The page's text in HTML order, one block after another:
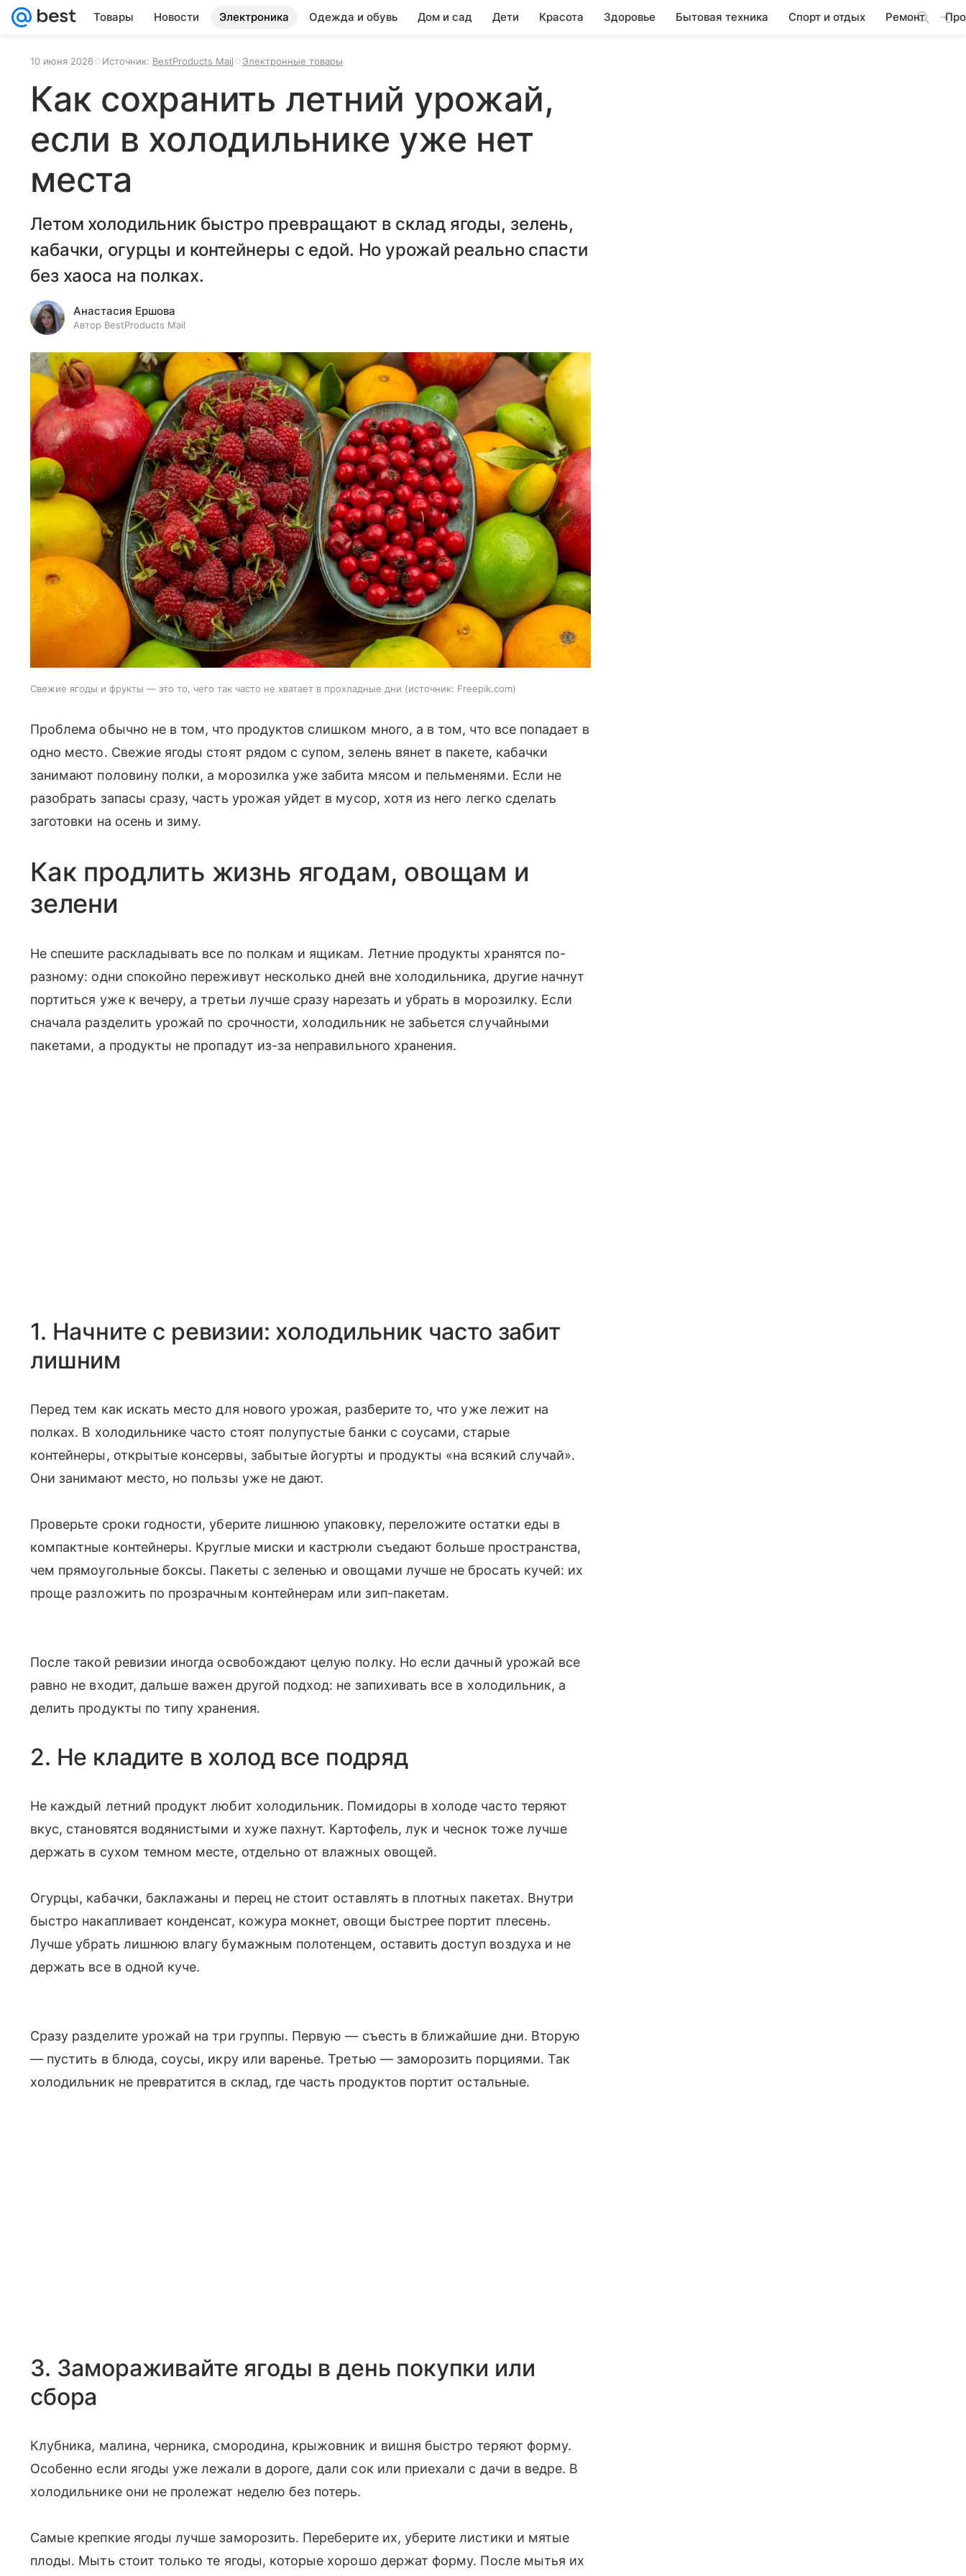
Товары Новости Электроника Одежда и обувь Дом и сад Дети Красота Здоровье Бытовая техника Спорт и отдых Ремонт
10 июня 2026 Источник: BestProducts Mail Электронные товары
Как сохранить летний урожай,
если в холодильнике уже нет
места
Летом холодильник быстро превращают в склад ягоды, зелень,
кабачки, огурцы и контейнеры с едой. Но урожай реально спасти
без хаоса на полках.
Анастасия Ершова
Автор BestProducts Mail
Свежие ягоды и фрукты — это то, чего так часто не хватает в прохладные дни источник: Freepik.com
Проблема обычно не в том, что продуктов слишком много, а в том, что все попадает в
одно место. Свежие ягоды стоят рядом с супом, зелень вянет в пакете, кабачки
занимают половину полки, а морозилка уже забита мясом и пельменями. Если не
разобрать запасы сразу, часть урожая уйдет в мусор, хотя из него легко сделать
заготовки на осень и зиму.
Как продлить жизнь ягодам, овощам и
зелени
Не спешите раскладывать все по полкам и ящикам. Летние продукты хранятся по-
разному: одни спокойно переживут несколько дней вне холодильника, другие начнут
портиться уже к вечеру, а третьи лучше сразу нарезать и убрать в морозилку. Если
сначала разделить урожай по срочности, холодильник не забьется случайными
пакетами, а продукты не пропадут из-за неправильного хранения.
1. Начните с ревизии: холодильник часто забит
лишним
Перед тем как искать место для нового урожая, разберите то, что уже лежит на
полках. В холодильнике часто стоят полупустые банки с соусами, старые
контейнеры, открытые консервы, забытые йогурты и продукты «на всякий случай».
Они занимают место, но пользы уже не дают.
Проверьте сроки годности, уберите лишнюю упаковку, переложите остатки еды в
компактные контейнеры. Круглые миски и кастрюли съедают больше пространства,
чем прямоугольные боксы. Пакеты с зеленью и овощами лучше не бросать кучей: их
проще разложить по прозрачным контейнерам или зип-пакетам.
После такой ревизии иногда освобождают целую полку. Но если дачный урожай все
равно не входит, дальше важен другой подход: не запихивать все в холодильник, а
делить продукты по типу хранения.
2. Не кладите в холод все подряд
Не каждый летний продукт любит холодильник. Помидоры в холоде часто теряют
вкус, становятся водянистыми и хуже пахнут. Картофель, лук и чеснок тоже лучше
держать в сухом темном месте, отдельно от влажных овощей.
Огурцы, кабачки, баклажаны и перец не стоит оставлять в плотных пакетах. Внутри
быстро накапливает конденсат, кожура мокнет, овощи быстрее портит плесень.
Лучше убрать лишнюю влагу бумажным полотенцем, оставить доступ воздуха и не
держать все в одной куче.
Сразу разделите урожай на три группы. Первую — съесть в ближайшие дни. Вторую
— пустить в блюда, соусы, икру или варенье. Третью — заморозить порциями. Так
холодильник не превратится в склад, где часть продуктов портит остальные.
3. Замораживайте ягоды в день покупки или
сбора
Клубника, малина, черника, смородина, крыжовник и вишня быстро теряют форму.
Особенно если ягоды уже лежали в дороге, дали сок или приехали с дачи в ведре. В
холодильнике они не пролежат неделю без потерь.
Самые крепкие ягоды лучше заморозить. Переберите их, уберите листики и мятые
плоды. Мыть стоит только те ягоды, которые хорошо держат форму. После мытья их